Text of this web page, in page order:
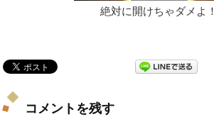
絶対に開けちゃダメよ！
コメントを残す